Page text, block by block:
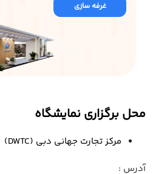
غرفه سازی
محل برگزاری نمایشگاه
مرکز تجارت جهانی دبی (DWTC)
آدرس :